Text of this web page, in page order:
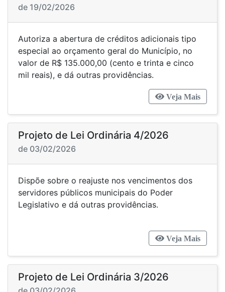
de 19/02/2026
Autoriza a abertura de créditos adicionais tipo
especial ao orçamento geral do Município, no
valor de R$ 135.000,00 (cento e trinta e cinco
mil reais), e dá outras providências.
Veja Mais
Projeto de Lei Ordinária 4/2026
de 03/02/2026
Dispõe sobre o reajuste nos vencimentos dos
servidores públicos municipais do Poder
Legislativo e dá outras providências.
Veja Mais
Projeto de Lei Ordinária 3/2026